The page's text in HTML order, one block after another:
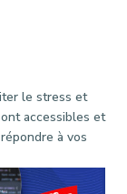
le stress et
accessibles et
à vos